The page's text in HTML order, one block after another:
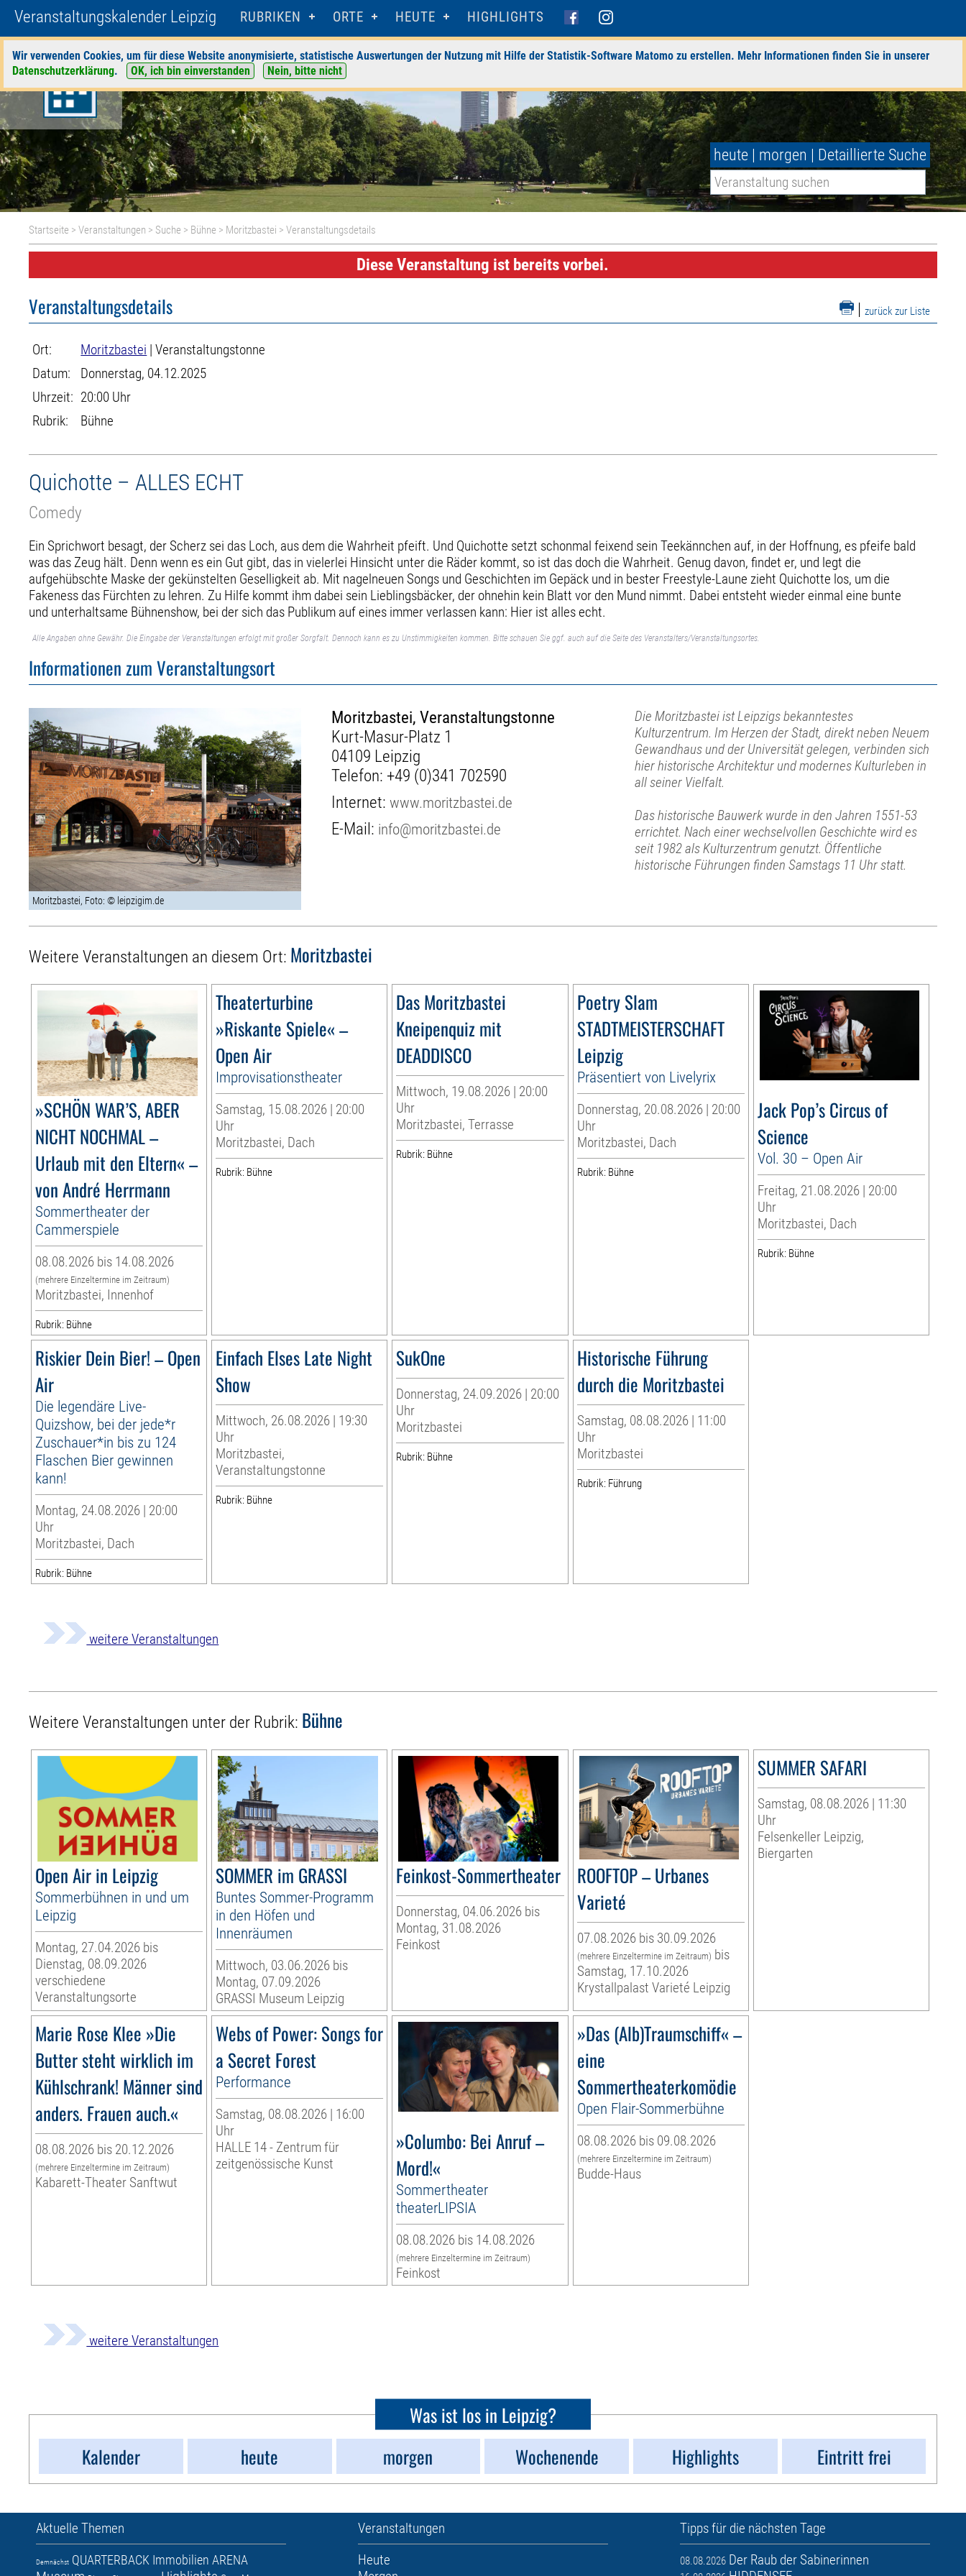
Veranstaltungskalender Leipzig RUBRIKEN ORTE HEUTE HIGHLIGHTS
Wir verwenden Cookies, um für diese Website anonymisierte, statistische Auswertungen der Nutzung mit Hilfe der Statistik-Software Matomo zu erstellen. Mehr Informationen finden Sie in unserer
Datenschutzerklärung. OK, ich bin einverstanden Nein, bitte nicht
heute | morgen | Detaillierte Suche
Startseite >Veranstaltungen > Suche > Bühne > Moritzbastei > Veranstaltungsdetails
Diese Veranstaltung ist bereits vorbei.
| zurück zur Liste
Veranstaltungsdetails
Ort: Moritzbastei | Veranstaltungstonne
Datum:
Donnerstag, 04.12.2025
Uhrzeit: 20:00 Uhr
Rubrik:
Bühne
Quichotte – ALLES ECHT
Comedy
Ein Sprichwort besagt, der Scherz sei das Loch, aus dem die Wahrheit pfeift. Und Quichotte setzt schonmal feixend sein Teekännchen auf, in der Hoffnung, es pfeife bald
was das Zeug hält. Denn wenn es ein Gut gibt, das in vielerlei Hinsicht unter die Räder kommt, so ist das doch die Wahrheit. Genug davon, findet er, und legt die
aufgehübschte Maske der gekünstelten Geselligkeit ab. Mit nagelneuen Songs und Geschichten im Gepäck und in bester Freestyle-Laune zieht Quichotte los, um die
Fakeness das Fürchten zu lehren. Zu Hilfe kommt ihm dabei sein Lieblingsbäcker, der ohnehin kein Blatt vor den Mund nimmt. Dabei entsteht wieder einmal eine bunte
und unterhaltsame Bühnenshow, bei der sich das Publikum auf eines immer verlassen kann: Hier ist alles echt.
Alle Angaben ohne Gewähr. Die Eingabe der Veranstaltungen erfolgt mit großer Sorgfalt. Dennoch kann es zu Unstimmigkeiten kommen. Bitte schauen Sie ggf. auch auf die Seite des Veranstalters/Veranstaltungsortes.
Informationen zum Veranstaltungsort
Moritzbastei, Foto: © leipzigim.de
Moritzbastei, Veranstaltungstonne
Kurt-Masur-Platz 1
04109 Leipzig
Telefon: +49 (0)341 702590
Internet:www.moritzbastei.de
E-Mail: info@moritzbastei.de
Die Moritzbastei ist Leipzigs bekanntestes
Kulturzentrum. Im Herzen der Stadt, direkt neben Neuem
Gewandhaus und der Universität gelegen, verbinden sich
hier historische Architektur und modernes Kulturleben in
all seiner Vielfalt.
Das historische Bauwerk wurde in den Jahren 1551-53
errichtet. Nach einer wechselvollen Geschichte wird es
seit 1982 als Kulturzentrum genutzt. Öffentliche
historische Führungen finden Samstags 11 Uhr statt.
Weitere Veranstaltungen an diesem Ort: Moritzbastei
»SCHÖN WAR’S, ABER
NICHT NOCHMAL –
Urlaub mit den Eltern« –
von André Herrmann
Sommertheater der
Cammerspiele
08.08.2026 bis 14.08.2026
(mehrere Einzeltermine im Zeitraum)
Moritzbastei, Innenhof
Rubrik: Bühne
Theaterturbine
»Riskante Spiele« –
Open Air
Improvisationstheater
Samstag, 15.08.2026 | 20:00
Uhr
Moritzbastei, Dach
Rubrik: Bühne
Das Moritzbastei
Kneipenquiz mit
DEADDISCO
Mittwoch, 19.08.2026 | 20:00
Uhr
Moritzbastei, Terrasse
Rubrik: Bühne
Poetry Slam
STADTMEISTERSCHAFT
Leipzig
Präsentiert von Livelyrix
Donnerstag, 20.08.2026 | 20:00
Uhr
Moritzbastei, Dach
Rubrik: Bühne
Jack Pop’s Circus of
Science
Vol. 30 – Open Air
Freitag, 21.08.2026 | 20:00
Uhr
Moritzbastei, Dach
Rubrik: Bühne
Riskier Dein Bier! – Open
Air
Die legendäre Live-
Quizshow, bei der jede*r
Zuschauer*in bis zu 124
Flaschen Bier gewinnen
kann!
Montag, 24.08.2026 | 20:00
Uhr
Moritzbastei, Dach
Rubrik: Bühne
Einfach Elses Late Night
Show
Mittwoch, 26.08.2026 | 19:30
Uhr
Moritzbastei,
Veranstaltungstonne
Rubrik: Bühne
SukOne
Donnerstag, 24.09.2026 | 20:00
Uhr
Moritzbastei
Rubrik: Bühne
Historische Führung
durch die Moritzbastei
Samstag, 08.08.2026 | 11:00
Uhr
Moritzbastei
Rubrik: Führung
weitere Veranstaltungen
Weitere Veranstaltungen unter der Rubrik: Bühne
Open Air in Leipzig
Sommerbühnen in und um
Leipzig
Montag, 27.04.2026 bis
Dienstag, 08.09.2026
verschiedene
Veranstaltungsorte
SOMMER im GRASSI
Buntes Sommer-Programm
in den Höfen und
Innenräumen
Mittwoch, 03.06.2026 bis
Montag, 07.09.2026
GRASSI Museum Leipzig
Feinkost-Sommertheater
Donnerstag, 04.06.2026 bis
Montag, 31.08.2026
Feinkost
ROOFTOP – Urbanes
Varieté
07.08.2026 bis 30.09.2026
(mehrere Einzeltermine im Zeitraum) bis
Samstag, 17.10.2026
Krystallpalast Varieté Leipzig
SUMMER SAFARI
Samstag, 08.08.2026 | 11:30
Uhr
Felsenkeller Leipzig,
Biergarten
Marie Rose Klee »Die
Butter steht wirklich im
Kühlschrank! Männer sind
anders. Frauen auch.«
08.08.2026 bis 20.12.2026
(mehrere Einzeltermine im Zeitraum)
Kabarett-Theater Sanftwut
Webs of Power: Songs for
a Secret Forest
Performance
Samstag, 08.08.2026 | 16:00
Uhr
HALLE 14 - Zentrum für
zeitgenössische Kunst
»Columbo: Bei Anruf –
Mord!«
Sommertheater
theaterLIPSIA
08.08.2026 bis 14.08.2026
(mehrere Einzeltermine im Zeitraum)
Feinkost
»Das (Alb)Traumschiff« –
eine
Sommertheaterkomödie
Open Flair-Sommerbühne
08.08.2026 bis 09.08.2026
(mehrere Einzeltermine im Zeitraum)
Budde-Haus
weitere Veranstaltungen
Was ist los in Leipzig?
Kalender
heute morgen Wochenende Highlights Eintritt frei
Aktuelle Themen
Demnächst QUARTERBACK Immobilien ARENA
Veranstaltungen
Heute
Tipps für die nächsten Tage
08.08.2026 Der Raub der Sabinerinnen